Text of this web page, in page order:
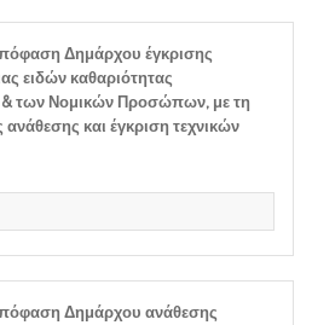
Δημάρχου έγκρισης
ειδών καθαριότητας
των Νομικών Προσώπων, με τη
ανάθεσης και έγκριση τεχνικών
Δημάρχου ανάθεσης